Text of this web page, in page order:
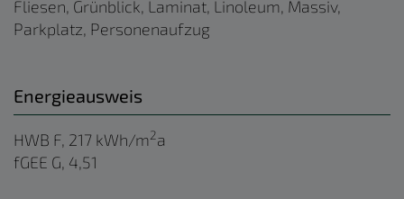
Fliesen Grünblick Laminat Linoleum Massiv
Parkplatz Personenaufzug
Energieausweis
HWB F, 217 kWh/m2a
fGEE G, 4,51